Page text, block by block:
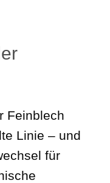
Feinblech
Linie – und
für